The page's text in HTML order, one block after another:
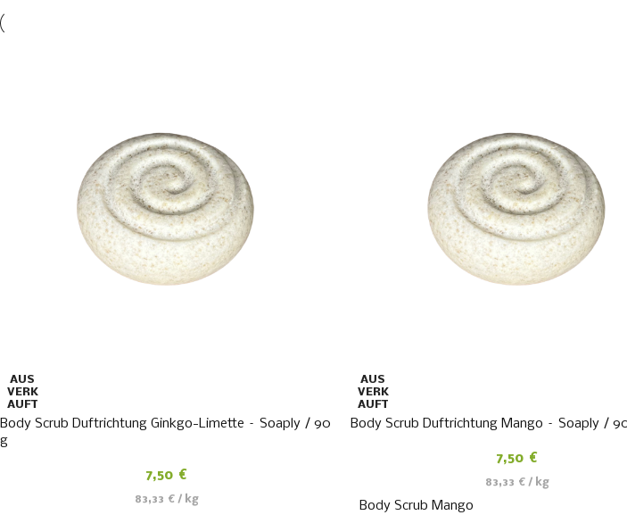
AUS
VERK
AUFT
Body Scrub Duftrichtung Ginkgo-Limette – Soaply / 90
g
7,50 €
83,33 € / kg
AUS
VERK
AUFT
Body Scrub Duftrichtung Mango – Soaply /
7,50 €
83,33 € / kg
Body Scrub Mango